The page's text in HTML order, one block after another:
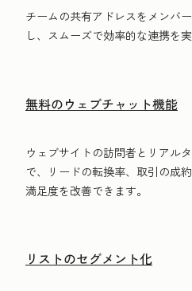
チームの共有アドレスをメンバ
し、スムーズで効率的な連携を
無料のウェブチャット機能
ウェブサイトの訪問者とリアル
で、リードの転換率、取引の成
満足度を改善できます。
リストのセグメント化